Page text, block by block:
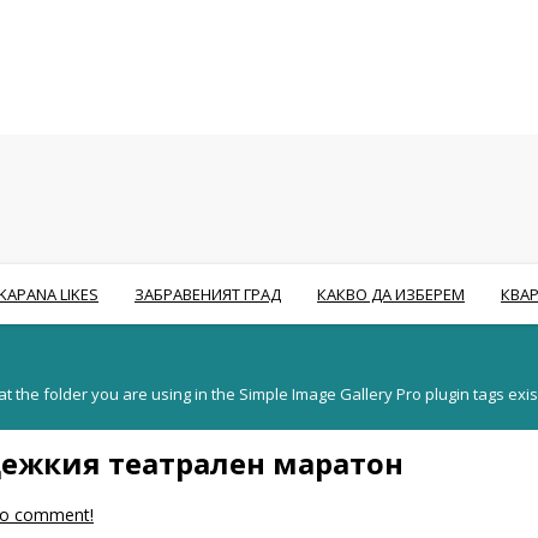
LIKES ЗАБРАВЕНИЯТ ГРАД КАКВО ДА ИЗБЕРЕМ
folder you are using in the Simple Image Gallery Pro plugin tags
театрален маратон
comment!